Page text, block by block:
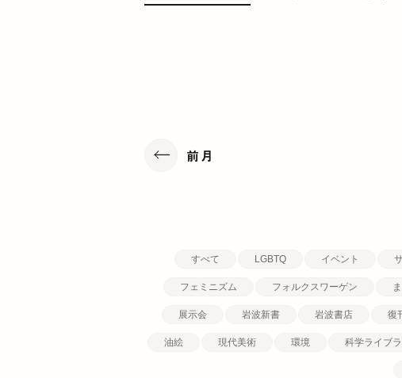
前月
すべて LGBTQ イベント
フェミニズム フォルクスワーゲン
展示会 岩波新書 岩波書店 復
油絵 現代美術 環境 科学ライブ